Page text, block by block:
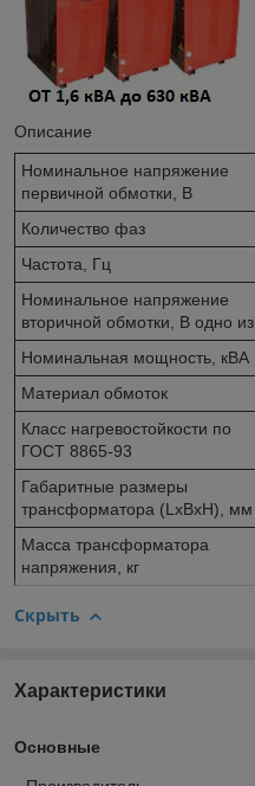
Описание
Номинальное напряжение
первичной обмотки, В
Количество фаз
Частота, Гц
Номинальное напряжение
вторичной обмотки, В одно из
Номинальная мощность, кВА
Материал обмоток
Класс нагревостойкости по
ГОСТ 8865-93
Габаритные размеры
трансформатора (LxBxH), мм
Macca трансформатора
напряжения, кг
Скрыть
Характеристики
Основные